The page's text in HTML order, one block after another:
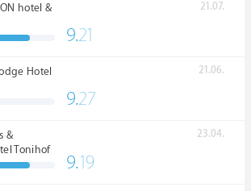
hotel &
21.07.
9.21
Hotel
21.06.
9.27
&
Tonihof
23.04.
9.19